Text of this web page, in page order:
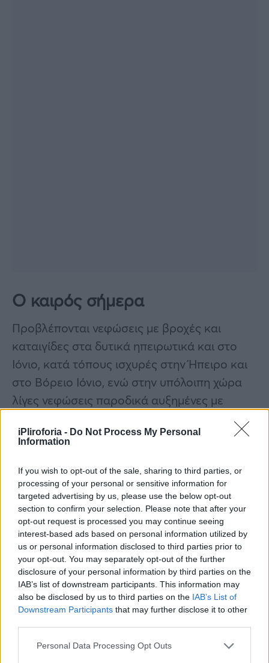
iPliroforia - Do Not Process My Personal
Information
If you wish to opt-out of the sale, sharing to third parties, or
processing of your personal or sensitive information for
targeted advertising by us, please use the below opt-out
section to confirm your selection. Please note that after your
opt-out request is processed you may continue seeing
interest-based ads based on personal information utilized by
us or personal information disclosed to third parties prior to
your opt-out. You may separately opt-out of the further
disclosure of your personal information by third parties on the
IAB’s list of downstream participants. This information may
also be disclosed by us to third parties on the IAB’s List of
Downstream Participants that may further disclose it to other
Personal Data Processing Opt Outs
Ο καιρός σήμερα
Προβλέπονται νεφώσεις με βροχές και
καταιγίδες στα δυτικά ηπειρωτικά και στο
Ιόνιο, κατά τόπους ισχυρές στην Ήπειρο και
στο Βόρειο Ιόνιο, ενώ στην υπόλοιπη χώρα
λίγες νεφώσεις παροδικά αυξημένες με
τοπικές βροχές στα υπόλοιπα τμήματα και
μεμονωμένες καταιγίδες στα νησιά του
βραδινές και πρωινές ώρες θα είναι κατά
τόπους περιορισμένη στα δυτικά, κεντρικά
και βόρεια ηπειρωτικά τμήματα. Οι
ατμοσφαιρικές συνθήκες ευνοούν τη
μεταφορά Αφρικανικής σκόνης, κυρίως στα
δυτικά και νότια τμήματα.
Η θερμοκρασία θα κυμανθεί από 9 έως 18
βαθμούς στη Βόρεια Ελλάδα (στη Δυτική
Μακεδονία από 5 έως 18 βαθμούς), 12 έως 22
βαθμούς στην Κεντρική και Νότια Ελλάδα, 14